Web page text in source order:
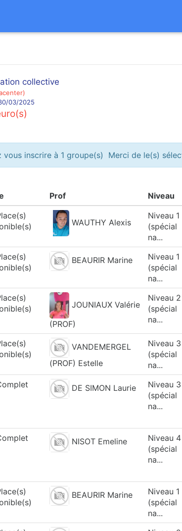
collective
03/2025
inscrire à 1 groupe(s) Merci de le(s)
Prof Niveau
WAUTHY Alexis
Niveau 1
(spécial
na...
BEAURIR Marine
Niveau 1
(spécial
na...
JOUNIAUX Valérie
(PROF)
Niveau 2
(spécial
na...
VANDEMERGEL
(PROF) Estelle
Niveau 3
(spécial
na...
DE SIMON Laurie
Niveau 3
(spécial
na...
NISOT Emeline
Niveau 4
(spécial
na...
BEAURIR Marine
Niveau 1
(spécial
na...